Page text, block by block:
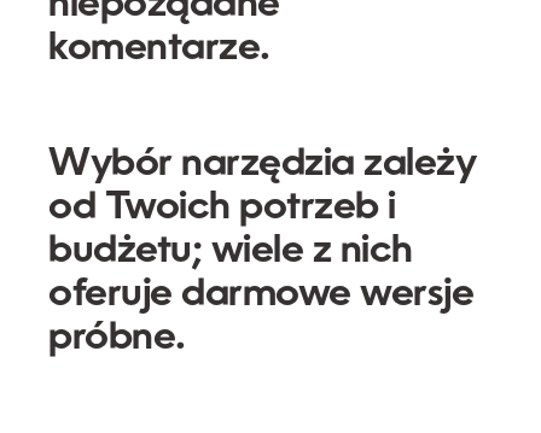
komentarze.
Wybór narzędzia zależy
od Twoich potrzeb i
budżetu; wiele z nich
oferuje darmowe wersje
próbne.